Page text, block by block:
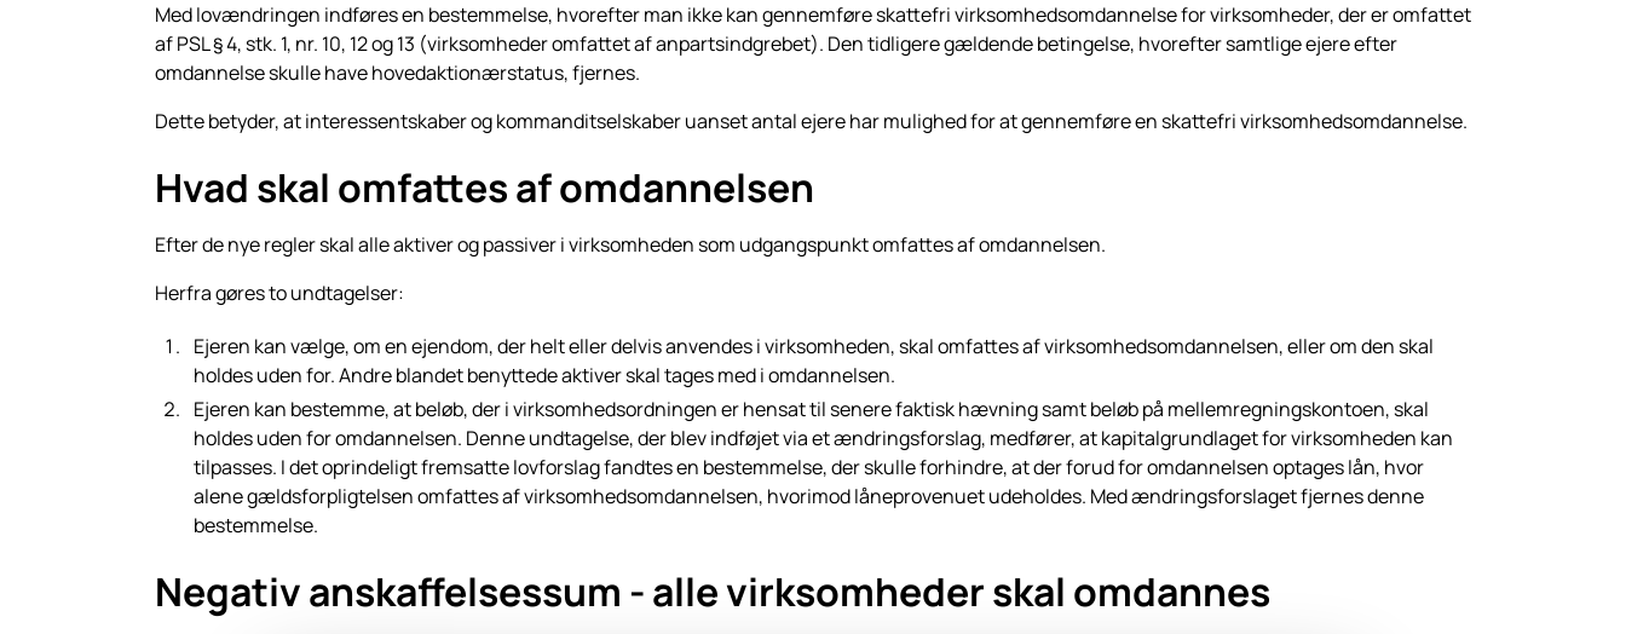
Med lovændringen indføres en bestemmelse, hvorefter man ikke kan gen­nemføre skattefri virksomhedsomdannelse for virksomheder, der er om­fattet
af PSL § 4, stk. 1, nr. 10, 12 og 13 (virksomheder omfattet af an­partsindgrebet). Den tidligere gældende betingelse, hvorefter samtlige ejere efter
omdannelse skulle have hovedaktionærstatus, fjernes.
Dette betyder, at interessentskaber og kommanditselskaber uanset antal ejere har mulighed for at gennemføre en skattefri virksomhedsomdan­nelse.
Hvad skal omfattes af omdannelsen
Efter de nye regler skal alle aktiver og passiver i virksomheden som ud­gangspunkt omfattes af omdannelsen.
Herfra gøres to undtagelser:
Ejeren kan vælge, om en ejendom, der helt eller delvis anvendes i virk­somheden, skal omfattes af virksomhedsomdannelsen, eller om den skal
holdes uden for. Andre blandet benyttede aktiver skal tages med i omdannelsen.
Ejeren kan bestemme, at beløb, der i virksomhedsordningen er hensat til senere faktisk hævning samt beløb på mellemregningskontoen, skal
holdes uden for omdannelsen. Denne undtagelse, der blev indføjet via et ændringsforslag, medfører, at kapitalgrundlaget for virksomheden kan
tilpasses. I det oprindeligt fremsatte lovforslag fandtes en bestem­melse, der skulle forhindre, at der forud for omdannelsen optages lån, hvor
alene gældsforpligtelsen omfattes af virksomhedsomdannelsen, hvorimod låneprovenuet udeholdes. Med ændringsforslaget fjernes denne
bestemmelse.
Negativ anskaffelsessum - alle virksomheder skal omdannes